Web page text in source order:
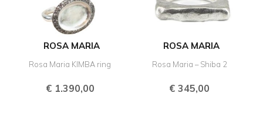
ROSA MARIA
Rosa Maria KIMBA ring
€1.390,00
ROSA MARIA
Rosa Maria – Shiba 2
€ 345,00